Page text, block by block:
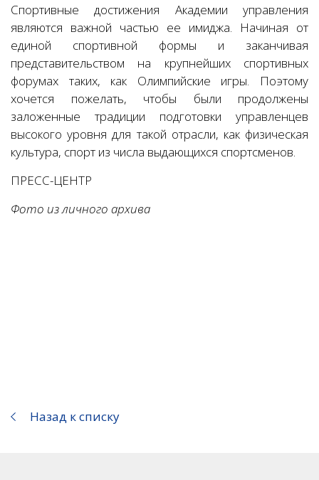
Спортивные достижения Академии управления
являются важной частью ее имиджа. Начиная от
единой спортивной формы и заканчивая
представительством на крупнейших спортивных
форумах таких, как Олимпийские игры. Поэтому
хочется пожелать, чтобы были продолжены
заложенные традиции подготовки управленцев
высокого уровня для такой отрасли, как физическая
культура, спорт из числа выдающихся спортсменов.
ПРЕСС-ЦЕНТР
Фото из личного архива
Назад к списку